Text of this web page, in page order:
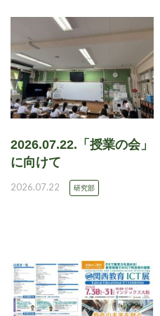
2026.07.22.「授業の会」
に向けて
2026.07.22 研究部